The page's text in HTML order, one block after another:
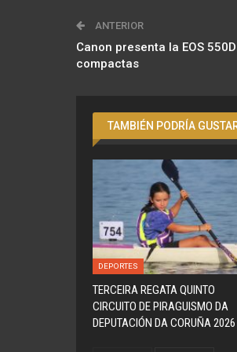
ANTERIOR
Canon presenta la EOS
compactas
TAMBIÉN PODRÍA
DEPORTES
TERCEIRA REGATA QUINTO
CIRCUITO DE PIRAGUISMO DA
DEPUTACIÓN DA CORUÑA 2026